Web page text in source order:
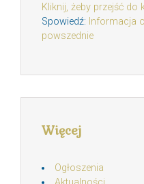
Kliknij, żeby przejść do
Spowiedź: Informacja
powszednie
Więcej
Ogłoszenia